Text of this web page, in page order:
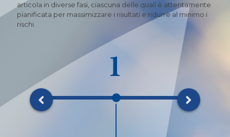
articola in diverse fasi, ciascuna delle quali è attentamente
pianificata per massimizzare i risultati e ridurre al minimo i
rischi.
1